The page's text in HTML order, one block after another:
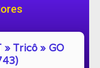
» Tricô » GO